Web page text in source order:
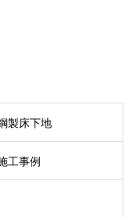
製床下地
工事例